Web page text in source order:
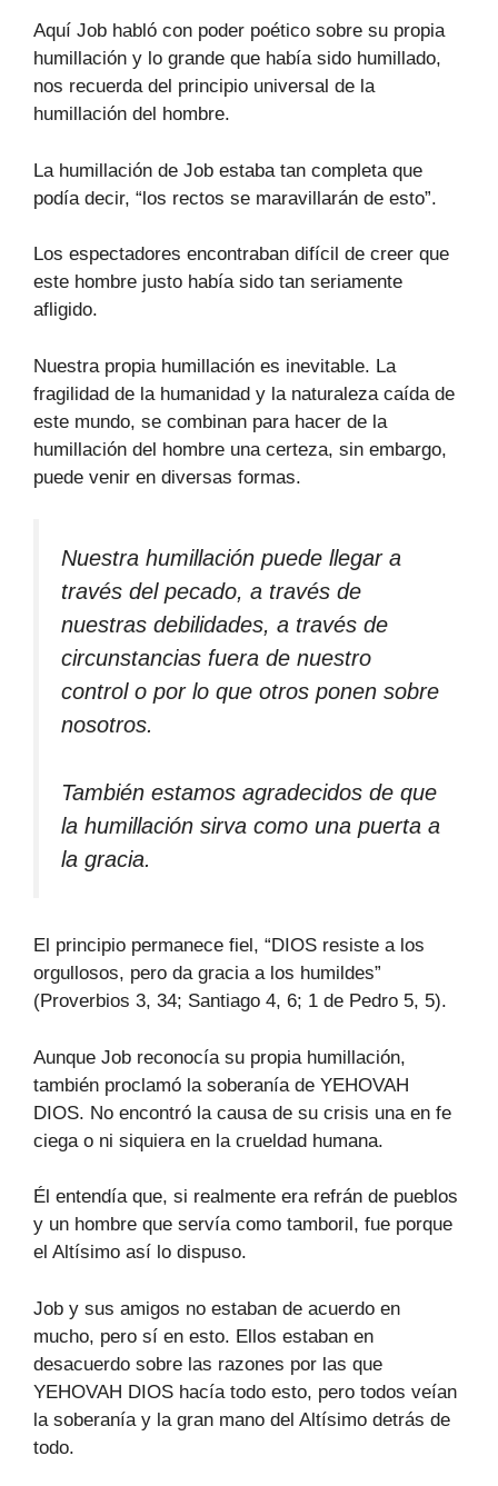
Aquí Job habló con poder poético sobre su propia
humillación y lo grande que había sido humillado,
nos recuerda del principio universal de la
humillación del hombre.
La humillación de Job estaba tan completa que
podía decir, “los rectos se maravillarán de esto”.
Los espectadores encontraban difícil de creer que
este hombre justo había sido tan seriamente
afligido.
Nuestra propia humillación es inevitable. La
fragilidad de la humanidad y la naturaleza caída de
este mundo, se combinan para hacer de la
humillación del hombre una certeza, sin embargo,
puede venir en diversas formas.
Nuestra humillación puede llegar a
través del pecado, a través de
nuestras debilidades, a través de
circunstancias fuera de nuestro
control o por lo que otros ponen sobre
nosotros.
También estamos agradecidos de que
la humillación sirva como una puerta a
la gracia.
El principio permanece fiel, “DIOS resiste a los
orgullosos, pero da gracia a los humildes”
(Proverbios 3, 34; Santiago 4, 6; 1 de Pedro 5, 5).
Aunque Job reconocía su propia humillación,
también proclamó la soberanía de YEHOVAH
DIOS. No encontró la causa de su crisis una en fe
ciega o ni siquiera en la crueldad humana.
Él entendía que, si realmente era refrán de pueblos
y un hombre que servía como tamboril, fue porque
el Altísimo así lo dispuso.
Job y sus amigos no estaban de acuerdo en
mucho, pero sí en esto. Ellos estaban en
desacuerdo sobre las razones por las que
YEHOVAH DIOS hacía todo esto, pero todos veían
la soberanía y la gran mano del Altísimo detrás de
todo.